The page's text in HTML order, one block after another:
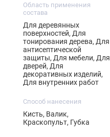
Область применения
состава
Для деревянных
поверхностей, Для
тонирования дерева, Для
антисептической
защиты, Для мебели, Для
дверей, Для
декоративных изделий,
Для внутренних работ
Способ нанесения
Кисть, Валик,
Краскопульт, Губка